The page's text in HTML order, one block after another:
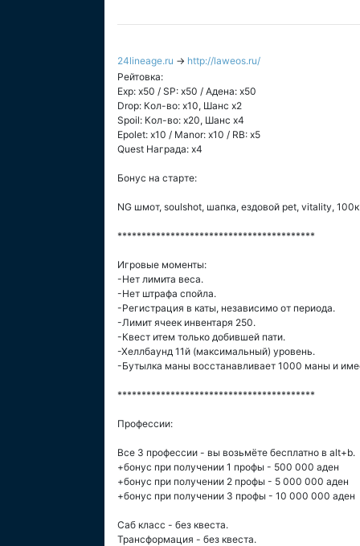
24lineage.ru → http://laweos.ru/
Рейтовка:
Exp: x50 / SP: х50 / Адена: х50
Drop: Кол-во: x10, Шанс x2
Spoil: Кол-во: x20, Шанс х4
Epolet: x10 / Manor: x10 / RB: x5
Quest Награда: x4
Бонус на старте:
NG шмот, soulshot, шапка, ездовой pet, vitality,
*****************************************
Игровые моменты:
-Нет лимита веса.
-Нет штрафа спойла.
-Регистрация в каты, независимо от периода.
-Лимит ячеек инвентаря 250.
-Квест итем только добившей пати.
-Хеллбаунд 11й (максимальный) уровень.
-Бутылка маны восстанавливает 1000 маны и
*****************************************
Профессии:
Все 3 профессии - вы возьмёте бесплатно в alt+b.
+бонус при получении 1 профы - 500 000 аден
+бонус при получении 2 профы - 5 000 000 аден
+бонус при получении 3 профы - 10 000 000 аден
Саб класс - без квеста.
Трансформация - без квеста.